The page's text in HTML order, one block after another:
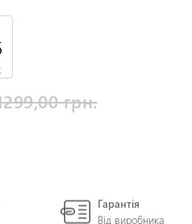
грн.
Гарантія
Від виробника